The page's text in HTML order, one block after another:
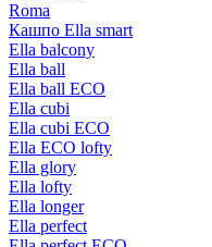
Roma
Кашпо Ella smart
Ella balcony
Ella ball
Ella ball ECO
Ella cubi
Ella cubi ECO
Ella ECO lofty
Ella glory
Ella lofty
Ella longer
Ella perfect